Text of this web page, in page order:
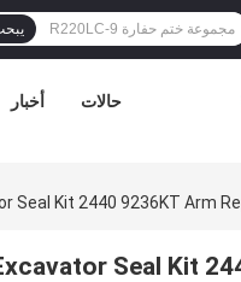
أخبار حالات
Seal Kit 2440 9236KT Arm
Seal Kit